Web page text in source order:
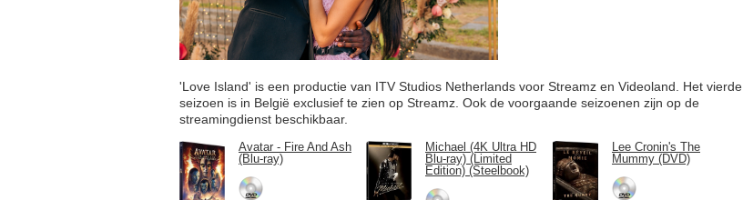
'Love Island' is een productie van ITV Studios Netherlands voor Streamz en Videoland. Het vierde
seizoen is in België exclusief te zien op Streamz. Ook de voorgaande seizoenen zijn op de
streamingdienst beschikbaar.
Avatar - Fire And Ash
(Blu-ray)
Michael (4K Ultra HD
Blu-ray) (Limited
Edition) (Steelbook)
Lee Cronin's The
Mummy (DVD)